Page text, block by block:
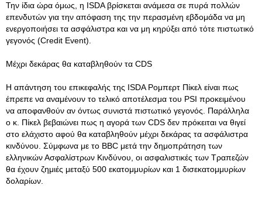
Την ίδια ώρα όμως, η ISDA βρίσκεται ανάμεσα σε πυρά πολλών
επενδυτών για την απόφαση της την περασμένη εβδομάδα να μη
ενεργοποιήσει τα ασφάλιστρα και να μη κηρύξει από τότε πιστωτικό
γεγονός (Credit Event).
Μέχρι δεκάρας θα καταβληθούν τα CDS
Η απάντηση του επικεφαλής της ISDA Ρομπερτ Πίκελ είναι πως
έπρεπε να αναμένουν το τελικό αποτέλεσμα του PSI προκειμένου
να αποφανθούν αν όντως συνιστά πιστωτικό γεγονός. Παράλληλα
ο κ. Πίκελ βεβαιώνει πως η αγορά των CDS δεν πρόκειται να θιγεί
στο ελάχιστο αφού θα καταβληθούν μέχρι δεκάρας τα ασφάλιστρα
κινδύνου. Σύμφωνα με το BBC μετά την δημοπράτηση των
ελληνικών Ασφαλίστρων Κινδύνου, οι ασφαλιστικές των Τραπεζών
θα έχουν ζημιές μεταξύ 500 εκατομμυρίων και 1 δισεκατομμυρίων
δολαρίων.